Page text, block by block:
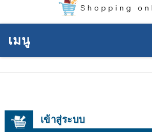
เมนู
เข้าสู่ระบบ